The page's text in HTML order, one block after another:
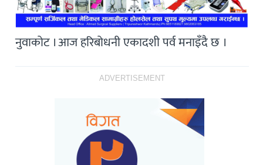
नुवाकोट । आज हरिबोधनी एकादशी पर्व मनाइँदै छ ।
ADVERTISEMENT